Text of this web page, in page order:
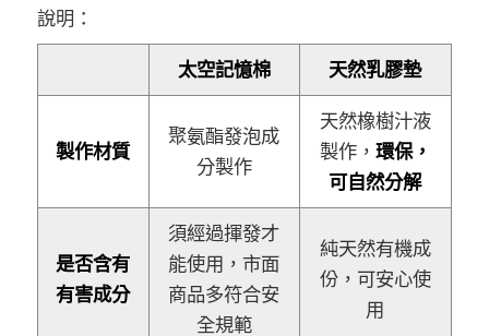
說明：
太空記憶棉 天然乳膠墊
製作材質
聚氨酯發泡成
分製作
天然橡樹汁液
製作， 環保，
可自然分解
是否含有
有害成分
須經過揮發才
能使用，市面
商品多符合安
全規範
純天然有機成
份，可安心使
用